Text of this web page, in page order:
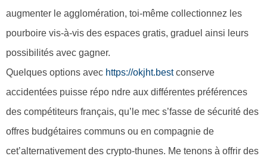
augmenter le agglomération, toi-même collectionnez les
pourboire vis-à-vis des espaces gratis, graduel ainsi leurs
possibilités avec gagner.
Quelques options avec https://okjht.bestconserve
accidentées puisse répo ndre aux différentes préférences
des compétiteurs français, qu’le mec s’fasse de sécurité des
offres budgétaires communs ou en compagnie de
cet’alternativement des crypto-thunes. Me tenons à offrir des